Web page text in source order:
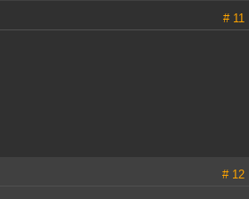
# 11
# 12